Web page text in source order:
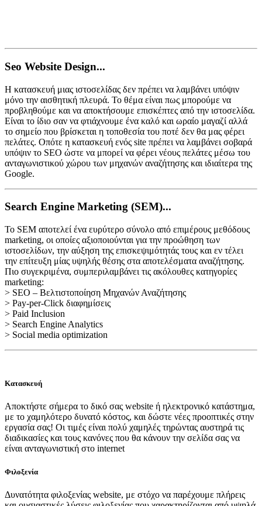
Seo Website Design...
Η κατασκευή μιας ιστοσελίδας δεν πρέπει να λαμβάνει υπόψιν
μόνο την αισθητική πλευρά. Το θέμα είναι πως μπορούμε να
προβληθούμε και να αποκτήσουμε επισκέπτες από την ιστοσελίδα.
Είναι το ίδιο σαν να φτιάχνουμε ένα καλό και ωραίο μαγαζί αλλά
το σημείο που βρίσκεται η τοποθεσία του ποτέ δεν θα μας φέρει
πελάτες. Οπότε η κατασκευή ενός site πρέπει να λαμβάνει σοβαρά
υπόψιν το SEO ώστε να μπορεί να φέρει νέους πελάτες μέσω του
ανταγωνιστικού χώρου των μηχανών αναζήτησης και ιδιαίτερα της
Google.
Search Engine Marketing (SEM)...
Το SEM αποτελεί ένα ευρύτερο σύνολο από επιμέρους μεθόδους
marketing, οι οποίες αξιοποιούνται για την προώθηση των
ιστοσελίδων, την αύξηση της επισκεψιμότητάς τους και εν τέλει
την επίτευξη μίας υψηλής θέσης στα αποτελέσματα αναζήτησης.
Πιο συγεκριμένα, συμπεριλαμβάνει τις ακόλουθες κατηγορίες
marketing:
> SEO – Βελτιστοποίηση Μηχανών Αναζήτησης
> Pay-per-Click διαφημίσεις
> Paid Inclusion
> Search Engine Analytics
> Social media optimization
Κατασκευή
Αποκτήστε σήμερα το δικό σας website ή ηλεκτρονικό κατάστημα,
με το χαμηλότερο δυνατό κόστος, και δώστε νέες προοπτικές στην
εργασία σας! Οι τιμές είναι πολύ χαμηλές τηρώντας αυστηρά τις
διαδικασίες και τους κανόνες που θα κάνουν την σελίδα σας να
είναι ανταγωνιστική στο internet
Φιλοξενία
Δυνατότητα φιλοξενίας website, με στόχο να παρέχουμε πλήρεις